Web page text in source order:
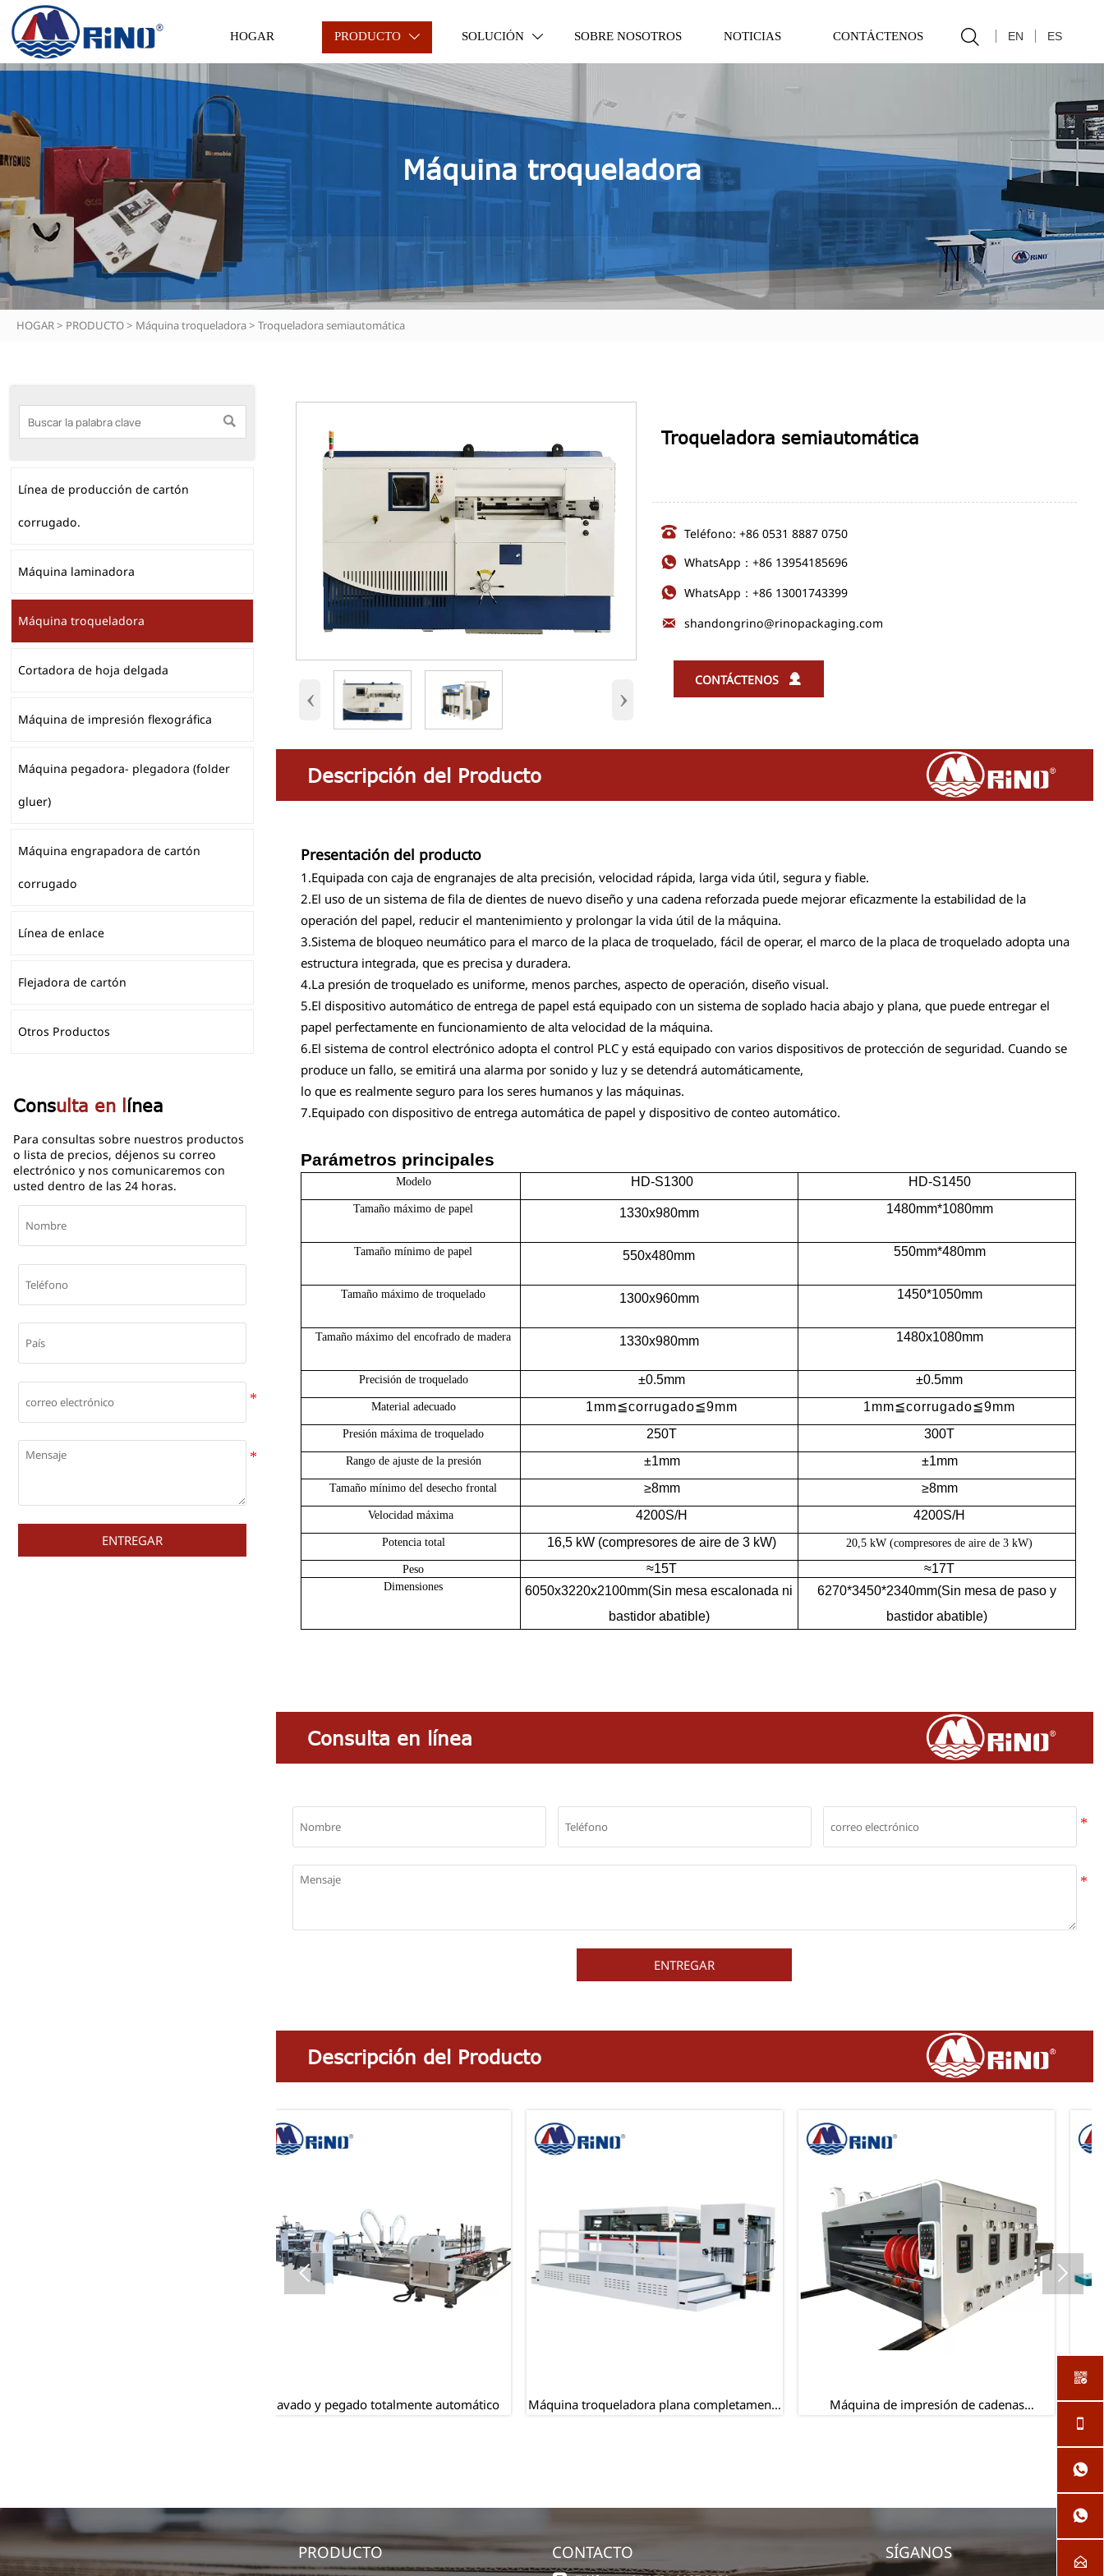
HOGAR PRODUCTO  SOLUCIÓN  SOBRE NOSOTROS NOTICIAS CONTÁCTENOS  EN ES
Máquina troqueladora
HOGAR> PRODUCTO> Máquina troqueladora> Troqueladora semiautomática

Línea de producción de cartón
corrugado.
Máquina laminadora
Máquina troqueladora
Cortadora de hoja delgada
Máquina de impresión flexográfica
Máquina pegadora- plegadora (folder
gluer)
Máquina engrapadora de cartón
corrugado
Línea de enlace
Flejadora de cartón
Otros Productos
Consulta en l ínea
Para consultas sobre nuestros productos
o lista de precios, déjenos su correo
electrónico y nos comunicaremos con
usted dentro de las 24 horas.
ENTREGAR
‹ ›
Troqueladora semiautomática
 Teléfono: +86 0531 8887 0750
 WhatsApp：+86 13954185696
 WhatsApp：+86 13001743399
 shandongrino@rinopackaging.com
CONTÁCTENOS 
Descripción del Producto
Presentación del producto
1.Equipada con caja de engranajes de alta precisión, velocidad rápida, larga vida útil, segura y fiable.
2.El uso de un sistema de fila de dientes de nuevo diseño y una cadena reforzada puede mejorar eficazmente la estabilidad de la
operación del papel, reducir el mantenimiento y prolongar la vida útil de la máquina.
3.Sistema de bloqueo neumático para el marco de la placa de troquelado, fácil de operar, el marco de la placa de troquelado adopta una
estructura integrada, que es precisa y duradera.
4.La presión de troquelado es uniforme, menos parches, aspecto de operación, diseño visual.
5.El dispositivo automático de entrega de papel está equipado con un sistema de soplado hacia abajo y plana, que puede entregar el
papel perfectamente en funcionamiento de alta velocidad de la máquina.
6.El sistema de control electrónico adopta el control PLC y está equipado con varios dispositivos de protección de seguridad. Cuando se
produce un fallo, se emitirá una alarma por sonido y luz y se detendrá automáticamente,
lo que es realmente seguro para los seres humanos y las máquinas.
7.Equipado con dispositivo de entrega automática de papel y dispositivo de conteo automático.
Parámetros principales
Modelo HD-S1300 HD-S1450
Tamaño máximo de papel 1330x980mm 1480mm*1080mm
Tamaño mínimo de papel 550x480mm 550mm*480mm
Tamaño máximo de troquelado 1300x960mm 1450*1050mm
Tamaño máximo del encofrado de madera 1330x980mm 1480x1080mm
Precisión de troquelado ±0.5mm ±0.5mm
Material adecuado 1mm≦corrugado≦9mm 1mm≦corrugado≦9mm
Presión máxima de troquelado 250T 300T
Rango de ajuste de la presión ±1mm ±1mm
Tamaño mínimo del desecho frontal ≥8mm ≥8mm
Velocidad máxima 4200S/H 4200S/H
Potencia total 16,5 kW (compresores de aire de 3 kW) 20,5 kW (compresores de aire de 3 kW)
Peso ≈15T ≈17T
Dimensiones
6050x3220x2100mm(Sin mesa escalonada ni
bastidor abatible)
6270*3450*2340mm(Sin mesa de paso y
bastidor abatible)
Consulta en línea
ENTREGAR
Descripción del Producto
Máquina troqueladora plana completamente
Máquina de impresión de cadenas
Clavadora semiautomática de cajas de cartón
 
PRODUCTO CONTACTO SÍGANOS




